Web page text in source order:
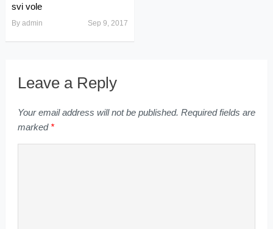
svi vole
By admin Sep 9, 2017
Leave a Reply
Your email address will not be published. Required fields are
marked *